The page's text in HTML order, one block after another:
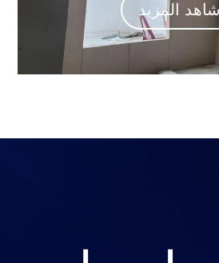
شاهد المزيد